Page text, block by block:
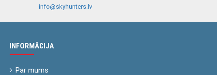
info@skyhunters.lv
INFORMĀCIJA
Par mums